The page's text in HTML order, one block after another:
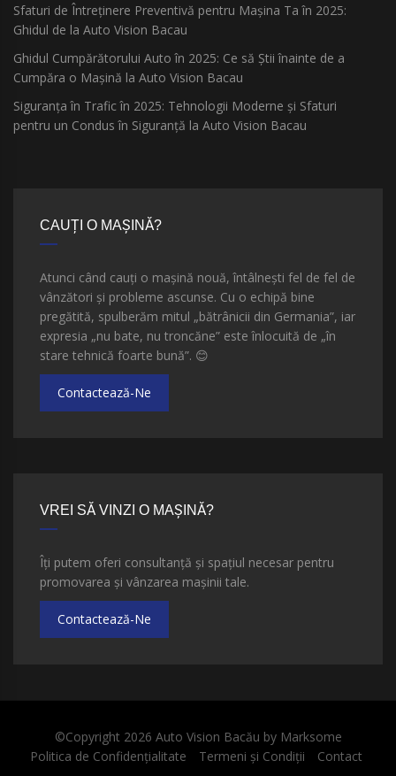
Sfaturi de Întreținere Preventivă pentru Mașina Ta în 2025:
Ghidul de la Auto Vision Bacau
Ghidul Cumpărătorului Auto în 2025: Ce să Știi înainte de a
Cumpăra o Mașină la Auto Vision Bacau
Siguranța în Trafic în 2025: Tehnologii Moderne și Sfaturi
pentru un Condus în Siguranță la Auto Vision Bacau
CAUȚI O MAȘINĂ?
Atunci când cauți o mașină nouă, întâlnești fel de fel de
vânzători și probleme ascunse. Cu o echipă bine
pregătită, spulberăm mitul „bătrânicii din Germania”, iar
expresia „nu bate, nu troncăne” este înlocuită de „în
stare tehnică foarte bună”. 😊
Contactează-Ne
VREI SĂ VINZI O MAȘINĂ?
Îți putem oferi consultanță și spațiul necesar pentru
promovarea și vânzarea mașinii tale.
Contactează-Ne
©Copyright 2026 Auto Vision Bacău by Marksome
Politica de Confidențialitate
Termeni și Condiții Contact